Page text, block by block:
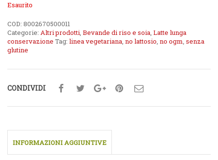
Esaurito
COD: 8002670500011
Categorie: Altri prodotti, Bevande di riso e soia, Latte lunga
conservazione Tag: linea vegetariana, no lattosio, no ogm, senza
glutine
CONDIVIDI
INFORMAZIONI AGGIUNTIVE